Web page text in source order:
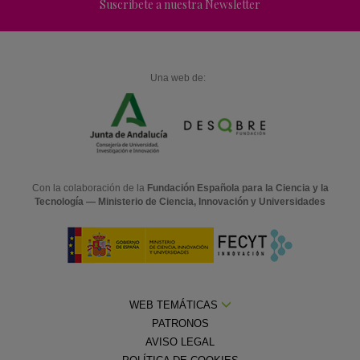
Suscríbete a nuestra Newsletter
Una web de:
Con la colaboración de la Fundación Española para la Ciencia y la
Tecnología — Ministerio de Ciencia, Innovación y Universidades
WEB TEMÁTICAS
PATRONOS
AVISO LEGAL